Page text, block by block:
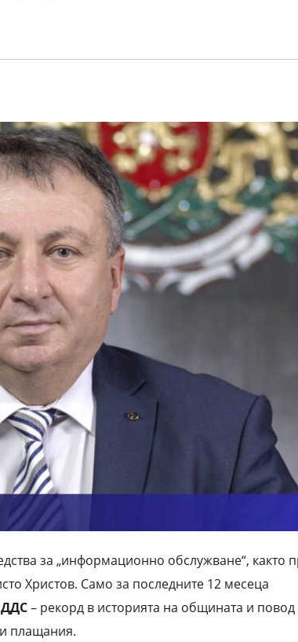
за „информационно обслужване“, както
Христов. Само за последните 12 месеца
ДДС– рекорд в историята на общината и повод
плащания.